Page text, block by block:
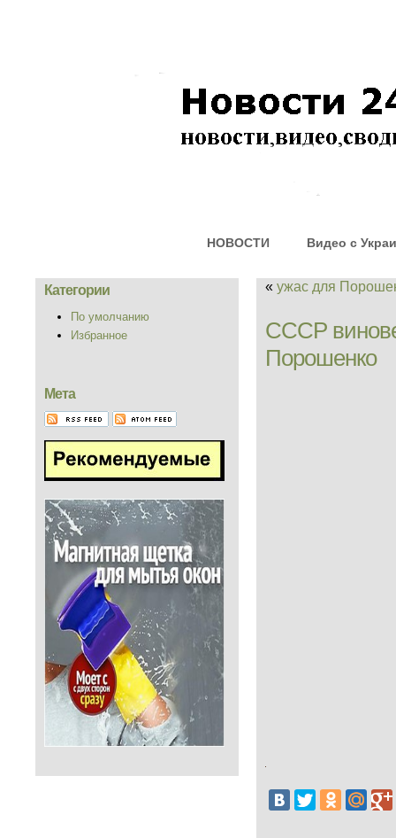
НОВОСТИ Видео с
Категории
По умолчанию
Избранное
Мета
« ужас для
СССР
Порошенко